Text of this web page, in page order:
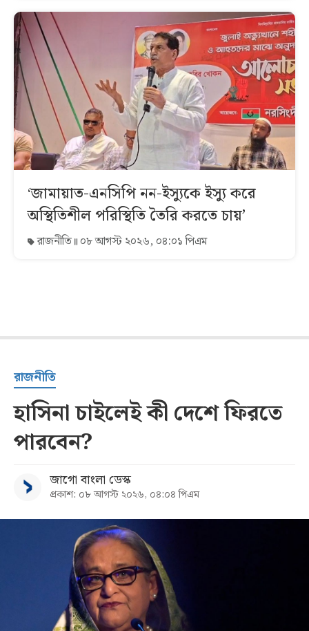
‘জামায়াত-এনসিপি নন-ইস্যুকে ইস্যু করে
অস্থিতিশীল পরিস্থিতি তৈরি করতে চায়’
রাজনীতি ০৮ আগস্ট ২০২৬, ০৪:০১ পিএম
রাজনীতি
হাসিনা চাইলেই কী দেশে ফিরতে
পারবেন?
জাগো বাংলা ডেস্ক
প্রকাশ: ০৮ আগস্ট ২০২৬, ০৪:০৪ পিএম